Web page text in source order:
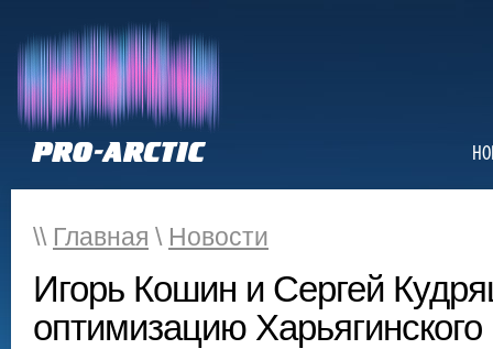
\\ Главная \ Новости
Игорь Кошин и Сергей
оптимизацию